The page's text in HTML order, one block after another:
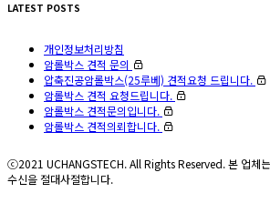
LATEST POSTS
개인정보처리방침
암롤박스 견적 문의
압축진공암롤박스(25루베) 견적요청 드립니다.
암롤박스 견적 요청드립니다.
암롤박스 견적문의입니다.
암롤박스 견적의뢰합니다.
ⓒ2021 UCHANGSTECH. All Rights Reserved. 본 업체
수신을 절대사절합니다.